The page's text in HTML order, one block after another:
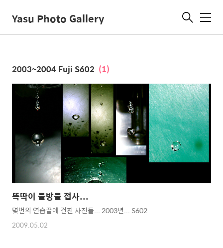
Yasu Photo Gallery 메
2003~2004 Fuji S602 (1)
똑딱이 물방울 접사...
몇번의 연습끝에 건진 사진들... 2003년... S602
2009.05.02